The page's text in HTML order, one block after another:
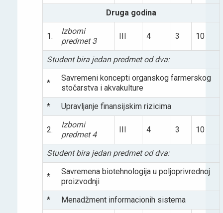
Druga godina
1.
Izborni
predmet 3
4 3 10
Student bira jedan predmet od dva:
*
Savremeni koncepti organskog farmerskog
stočarstva i akvakulture
*
Upravljanje finansijskim rizicima
2.
Izborni
predmet 4
4 3 10
Student bira jedan predmet od dva:
*
Savremena biotehnologija u poljoprivrednoj
proizvodnji
*
Menadžment informacionih sistema